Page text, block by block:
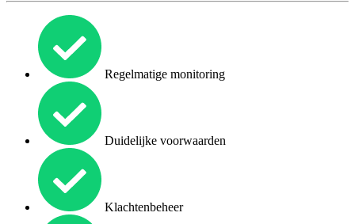
Regelmatige monitoring
Duidelijke voorwaarden
Klachtenbeheer